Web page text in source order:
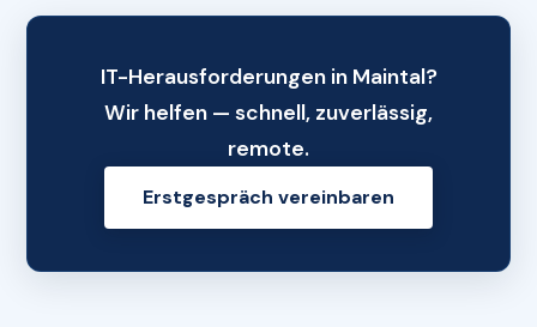
IT-Herausforderungen in Maintal?
Wir helfen — schnell, zuverlässig,
remote.
Erstgespräch vereinbaren